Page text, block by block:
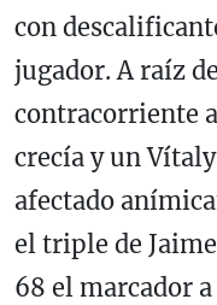
con
jugador. A raíz
contracorriente
crecía y un
afectado
el triple de
68 el marcador